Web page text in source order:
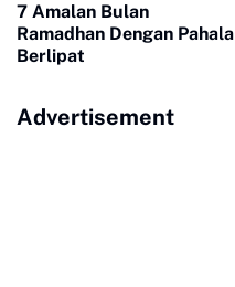
7 Amalan Bulan
Ramadhan Dengan Pahala
Berlipat
Advertisement